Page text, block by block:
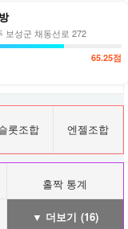
보성군 채동선로 272
65.25점
롯조합 엔젤조합
홀짝 통계
▼ 더보기 (16)